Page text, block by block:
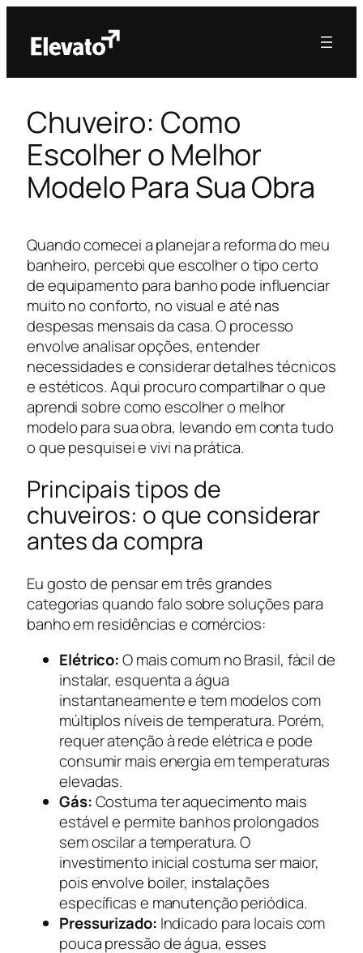
Chuveiro: Como
Escolher o Melhor
Modelo Para Sua Obra
Quando comecei a planejar a reforma do meu
banheiro, percebi que escolher o tipo certo
de equipamento para banho pode influenciar
muito no conforto, no visual e até nas
despesas mensais da casa. O processo
envolve analisar opções, entender
necessidades e considerar detalhes técnicos
e estéticos. Aqui procuro compartilhar o que
aprendi sobre como escolher o melhor
modelo para sua obra, levando em conta tudo
o que pesquisei e vivi na prática.
Principais tipos de
chuveiros: o que considerar
antes da compra
Eu gosto de pensar em três grandes
categorias quando falo sobre soluções para
banho em residências e comércios:
Elétrico:O mais comum no Brasil, fácil de
instalar, esquenta a água
instantaneamente e tem modelos com
múltiplos níveis de temperatura. Porém,
requer atenção à rede elétrica e pode
consumir mais energia em temperaturas
elevadas.
Gás:Costuma ter aquecimento mais
estável e permite banhos prolongados
sem oscilar a temperatura. O
investimento inicial costuma ser maior,
pois envolve boiler, instalações
específicas e manutenção periódica.
Pressurizado: Indicado para locais com
pouca pressão de água, esses